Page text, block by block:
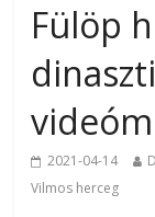
Fülöp
videóm
2021-04-14
Vilmos herceg